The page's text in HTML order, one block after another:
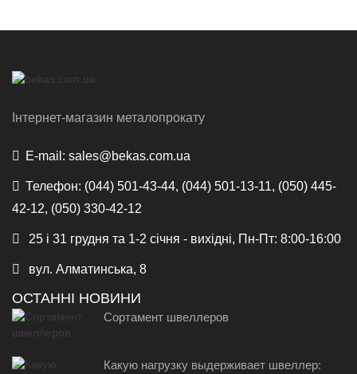
Інтернет-магазин металопрокату
E-mail: sales@bekas.com.ua
Телефон: (044) 501-43-44, (044) 501-13-11, (050) 445-
42-12, (050) 330-42-12
25 і 31 грудня та 1-2 січня - вихідні, Пн-Пт: 8:00-16:00
вул. Алматинська, 8
ОСТАННІ НОВИНИ
Сортамент швеллеров
Какую нагрузку выдерживает швеллер: